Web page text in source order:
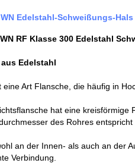
WN Edelstahl-Schweißungs-
WN RF Klasse 300 Edelstahl
Edelstahl
Art Flansche, die häufig in
hat eine
des Rohres
an der Innen- als auch an der
Verbindung.